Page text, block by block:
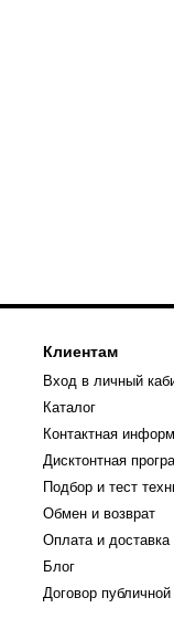
Клиентам
Вход в личный
Каталог
Контактная
Дисктонтная
Подбор и тест
Обмен и возврат
Оплата и доставка
Блог
Договор